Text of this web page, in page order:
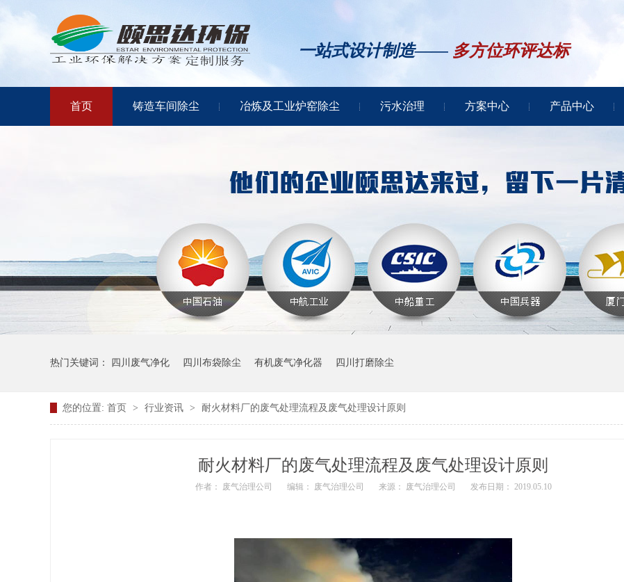
一站式设计制造—— 多方位环评达标
首页 铸造车间除尘 冶炼及工业炉窑除尘 污水治理 方案中心 产品中心
热门关键词： 四川废气净化 四川布袋除尘 有机废气净化器 四川打磨除尘
您的位置: 首页 > 行业资讯 > 耐火材料厂的废气处理流程及废气处理设计原则
耐火材料厂的废气处理流程及废气处理设计原则
作者： 废气治理公司 编辑： 废气治理公司 来源： 废气治理公司 发布日期： 2019.05.10